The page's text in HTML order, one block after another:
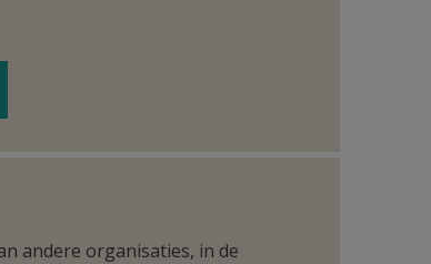
andere organisaties, in de